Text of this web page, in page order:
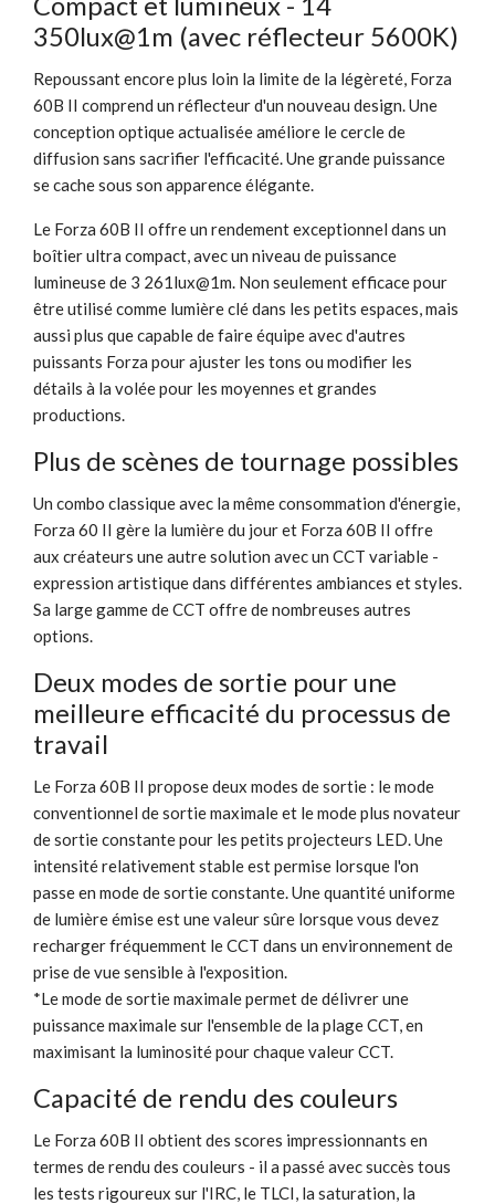
350lux@1m (avec réflecteur 5600K)
Repoussant encore plus loin la limite de la légèreté, Forza
60B II comprend un réflecteur d'un nouveau design. Une
conception optique actualisée améliore le cercle de
diffusion sans sacrifier l'efficacité. Une grande puissance
se cache sous son apparence élégante.
Le Forza 60B II offre un rendement exceptionnel dans un
boîtier ultra compact, avec un niveau de puissance
lumineuse de 3 261lux@1m. Non seulement efficace pour
être utilisé comme lumière clé dans les petits espaces, mais
aussi plus que capable de faire équipe avec d'autres
puissants Forza pour ajuster les tons ou modifier les
détails à la volée pour les moyennes et grandes
productions.
Plus de scènes de tournage possibles
Un combo classique avec la même consommation d'énergie,
Forza 60 II gère la lumière du jour et Forza 60B II offre
aux créateurs une autre solution avec un CCT variable -
expression artistique dans différentes ambiances et styles.
Sa large gamme de CCT offre de nombreuses autres
options.
Deux modes de sortie pour une
meilleure efficacité du processus de
travail
Le Forza 60B II propose deux modes de sortie : le mode
conventionnel de sortie maximale et le mode plus novateur
de sortie constante pour les petits projecteurs LED. Une
intensité relativement stable est permise lorsque l'on
passe en mode de sortie constante. Une quantité uniforme
de lumière émise est une valeur sûre lorsque vous devez
recharger fréquemment le CCT dans un environnement de
prise de vue sensible à l'exposition.
*Le mode de sortie maximale permet de délivrer une
puissance maximale sur l'ensemble de la plage CCT, en
maximisant la luminosité pour chaque valeur CCT.
Capacité de rendu des couleurs
Le Forza 60B II obtient des scores impressionnants en
termes de rendu des couleurs - il a passé avec succès tous
les tests rigoureux sur l'IRC, le TLCI, la saturation, la